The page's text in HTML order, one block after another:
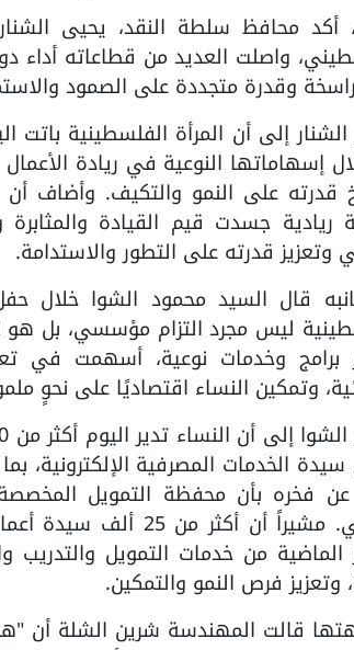
أكد محافظ سلطة النقد، يحيى
واصلت العديد من قطاعاته أداء
وقدرة متجددة على الصمود
الشنار إلى أن المرأة الفلسطينية
إسهاماتها النوعية في ريادة الأعمال
ريادية جسدت قيم القيادة
وتعزيز قدرته على التطور والاستدامة.
قال السيد محمود الشوا خلال
ليس مجرد التزام مؤسسي، بل
برامج وخدمات نوعية، أسهمت في
وتمكين النساء اقتصاديًا على نحوٍ
الخدمات المصرفية الإلكترونية،
أمريكي. مشيراً أن
الماضية من خدمات التمويل
وتعزيز فرص النمو والتمكين.
قالت المهندسة شرين الشلة أن "هذه